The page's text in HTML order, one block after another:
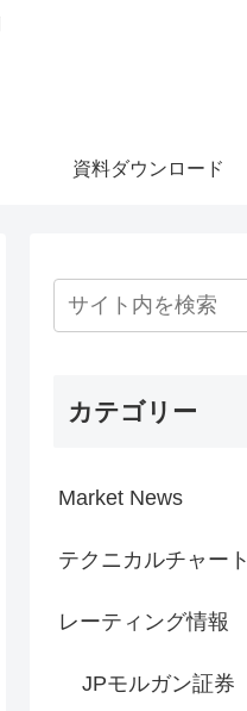
資料ダウンロード
カテゴリー
Market News
テクニカルチャート
レーティング情報
JPモルガン証券